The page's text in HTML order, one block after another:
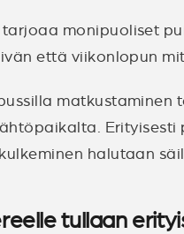
monipuoliset
että viikonlopun
matkustaminen
Erityisesti
halutaan
tullaan